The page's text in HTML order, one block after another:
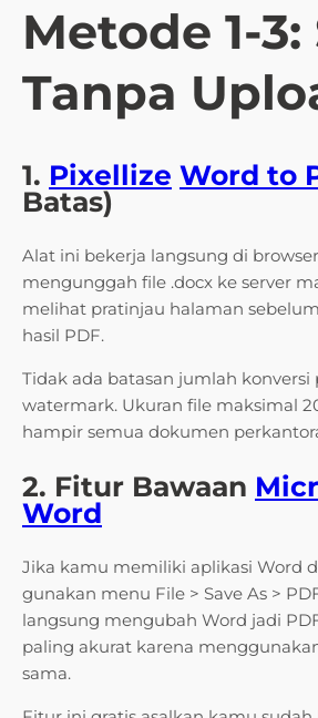
Metode 1-
Tanpa
1. Pixellize Word to
Batas)
Alat ini bekerja langsung di
mengunggah file .docx ke server
melihat pratinjau halaman
hasil PDF.
Tidak ada batasan jumlah konversi
watermark. Ukuran file maksimal
hampir semua dokumen
2. Fitur Bawaan
Word
Jika kamu memiliki aplikasi Word
gunakan menu File > Save As >
langsung mengubah Word jadi
paling akurat karena
sama.